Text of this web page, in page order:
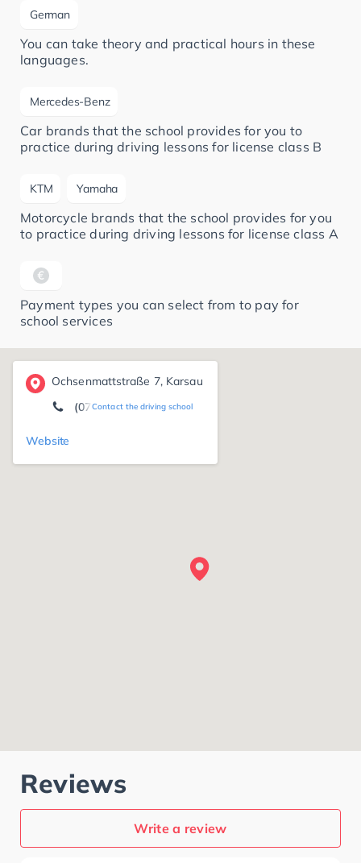
German
You can take theory and practical hours in these
languages.
Mercedes-Benz
Car brands that the school provides for you to
practice during driving lessons for license class B
KTM Yamaha
Motorcycle brands that the school provides for you
to practice during driving lessons for license class A
Payment types you can select from to pay for
school services
Ochsenmattstraße 7, Karsau
Contact the driving school
(07623) 74 23 00
Website
Reviews
Write a review